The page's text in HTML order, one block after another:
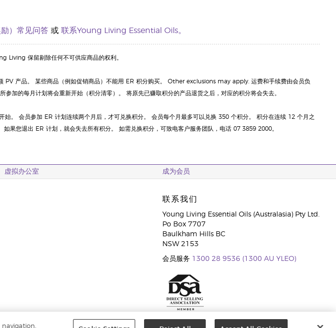
）常见问答或 联系Young Living Essential Oils。
Living 保留剔除任何不可供应商品的权利。
PV 产品。 某些商品（例如促销商品）不能用 ER 积分购买。 Other exclusions may apply. 运费和手续费由会员负
加的每月计划将会重新开始（积分清零）。 将原先已赚取积分的产品退货之后，对应的积分将会失去。
始。 会员参加 ER 计划连续两个月后，才可兑换积分。 会员每个月最多可以兑换 350 个积分。 积分在连续 12 个月之
果您退出 ER 计划，就会失去所有积分。 如需兑换积分，可致电客户服务团队，电话 07 3859 2000。
虚拟办公室 成为会员
联系我们
Young Living Essential Oils (Australasia) Pty Ltd.
Po Box 7707
Baulkham Hills BC
NSW 2153
会员服务 1300 28 9536 (1300 AU YLEO)
navigation,